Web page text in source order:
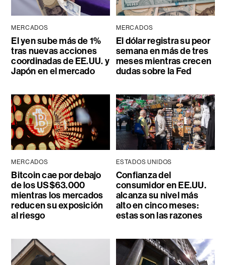
MERCADOS
El yen sube más de 1%
tras nuevas acciones
coordinadas de EE.UU. y
Japón en el mercado
MERCADOS
El dólar registra su peor
semana en más de tres
meses mientras crecen
dudas sobre la Fed
MERCADOS
Bitcoin cae por debajo
de los US$63.000
mientras los mercados
reducen su exposición
al riesgo
ESTADOS UNIDOS
Confianza del
consumidor en EE.UU.
alcanza su nivel más
alto en cinco meses:
estas son las razones